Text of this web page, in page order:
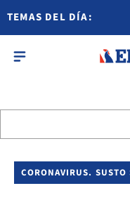
TEMAS DEL DÍA:
CORONAVIRUS. SUSTO